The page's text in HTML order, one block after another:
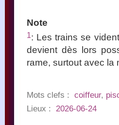
Note
1: Les trains se
devient dès lors
rame, surtout avec la
Mots clefs : coiffeur,
Lieux : 2026-06-24